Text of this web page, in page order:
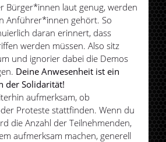
Bürger*innen laut genug, werden
Anführer*innen gehört. So
daran erinnert, dass
werden müssen. Also sitz
und ignorier dabei die Demos
Deine Anwesenheit ist ein
der Solidarität!
aufmerksam, ob
Proteste stattfinden. Wenn du
die Anzahl der Teilnehmenden,
aufmerksam machen, generell